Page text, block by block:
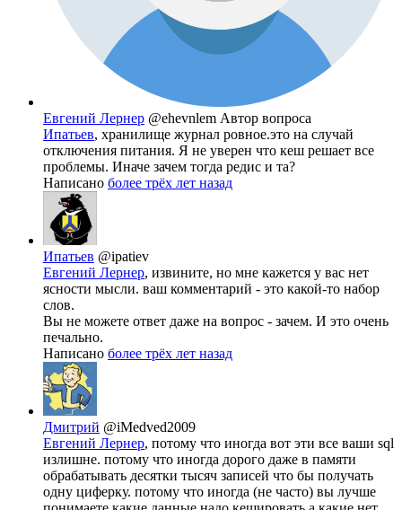
Евгений Лернер @ehevnlem Автор вопроса
Ипатьев, хранилище журнал ровное.это на случай
отключения питания. Я не уверен что кеш решает все
проблемы. Иначе зачем тогда редис и та?
Написано более трёх лет назад
Ипатьев @ipatiev
Евгений Лернер, извините, но мне кажется у вас нет
ясности мысли. ваш комментарий - это какой-то набор
слов.
Вы не можете ответ даже на вопрос - зачем. И это очень
печально.
Написано более трёх лет назад
Дмитрий @iMedved2009
Евгений Лернер, потому что иногда вот эти все ваши sql
излишне. потому что иногда дорого даже в памяти
обрабатывать десятки тысяч записей что бы получать
одну циферку. потому что иногда (не часто) вы лучше